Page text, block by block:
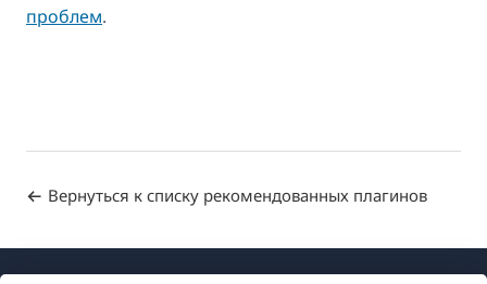
проблем.
Вернуться к списку рекомендованных плагинов